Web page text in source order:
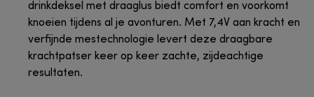
drinkdeksel met draaglus biedt comfort en voorkomt
knoeien tijdens al je avonturen. Met 7,4V aan kracht en
verfijnde mestechnologie levert deze draagbare
krachtpatser keer op keer zachte, zijdeachtige
resultaten.